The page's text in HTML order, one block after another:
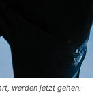
werden jetzt gehen.